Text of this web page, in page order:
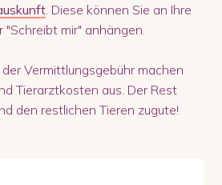
. Diese können Sie an Ihre
"Schreibt mir" anhängen.
Vermittlungsgebühr machen
Tierarztkosten aus. Der Rest
den restlichen Tieren zugute!